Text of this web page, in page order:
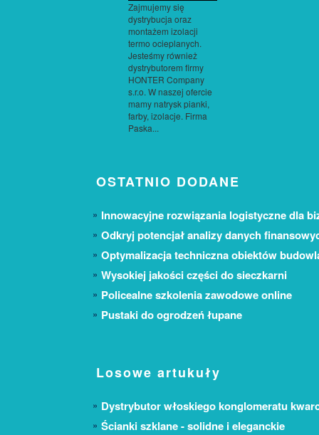
Zajmujemy się
dystrybucja oraz
montażem izolacji
termo ocieplanych.
Jesteśmy również
dystrybutorem firmy
HONTER Company
s.r.o. W naszej ofercie
mamy natrysk pianki,
farby, izolacje. Firma
Paska...
OSTATNIO DODANE
Innowacyjne rozwiązania logistyczne dla
Odkryj potencjał analizy danych
Optymalizacja techniczna obiektów
Wysokiej jakości części do sieczkarni
Policealne szkolenia zawodowe online
Pustaki do ogrodzeń łupane
Losowe artukuły
Dystrybutor włoskiego konglomeratu
Ścianki szklane - solidne i eleganckie